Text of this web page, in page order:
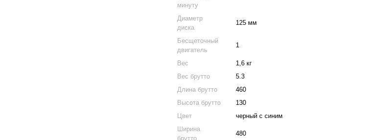
минуту
Диаметр
диска
125 мм
Бесщеточный
двигатель
1
Вес
1,6 кг
Вес брутто
5.3
Длина брутто
460
Высота брутто
130
Цвет
черный с синим
Ширина
брутто
480